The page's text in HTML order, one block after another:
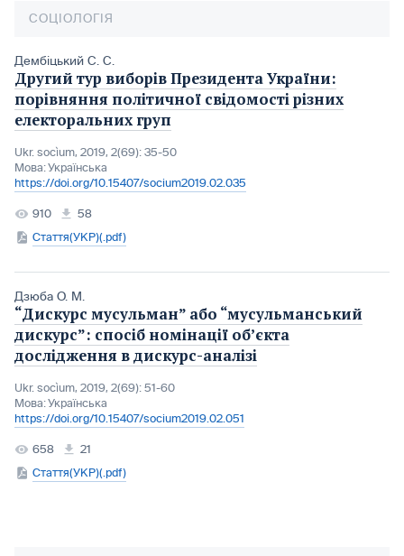
СОЦІОЛОГІЯ
Дембіцький С. С.
Другий тур виборів Президента України:
порівняння політичної свідомості різних
електоральних груп
Ukr. socìum, 2019, 2(69): 35-50
Мова:Українська
https://doi.org/10.15407/socium2019.02.035
910
58
Стаття(УКР)(.pdf)
Дзюба О. М.
“Дискурс мусульман” або “мусульманський
дискурс”: спосіб номінації об’єкта
дослідження в дискурс-аналізі
Ukr. socìum, 2019, 2(69): 51-60
Мова:Українська
https://doi.org/10.15407/socium2019.02.051
658
21
Стаття(УКР)(.pdf)